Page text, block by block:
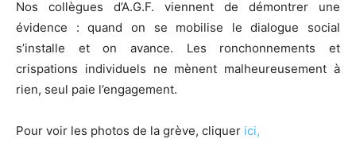
Nos collègues d’A.G.F. viennent de démontrer une
évidence : quand on se mobilise le dialogue social
s’installe et on avance. Les ronchonnements et
crispations individuels ne mènent malheureusement à
rien, seul paie l’engagement.
Pour voir les photos de la grève, cliquer ici,